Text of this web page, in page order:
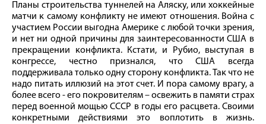
Планы строительства туннелей на Аляску, или хоккейные
матчи к самому конфликту не имеют отношения. Война с
участием России выгодна Америке с любой точки зрения,
и нет ни одной причины для заинтересованности США в
прекращении конфликта. Кстати, и Рубио, выступая в
конгрессе, честно признался, что США всегда
поддерживала только одну сторону конфликта. Так что не
надо питать иллюзий на этот счет. И пора самому врагу, а
более всего - его покровителям – освежить в памяти страх
перед военной мощью СССР в годы его расцвета. Своими
конкретными действиями это воплотить в жизнь.